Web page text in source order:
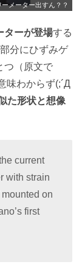
メーター出すん？？
ターが登場する
分にひずみゲ
つ（原文で
味わからず(;´Д
た形状と想像
current
with strain
on
first